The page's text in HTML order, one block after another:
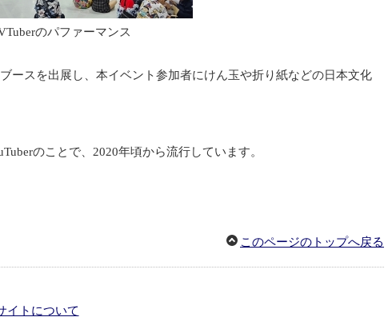
のパファーマンス
スを出展し、本イベント参加者にけん玉や折り紙などの日本文化
のことで、2020年頃から流行しています。
このページのトップへ戻る
イトについて